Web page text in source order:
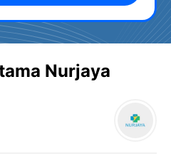
Nurjaya